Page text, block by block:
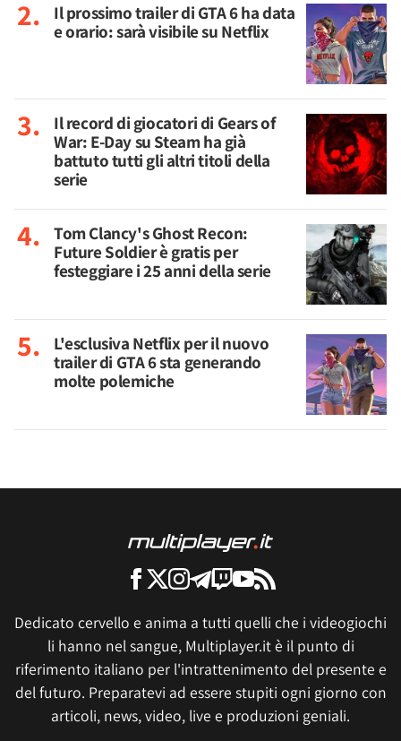
Il prossimo trailer di GTA 6 ha data
e orario: sarà visibile su Netflix
Il record di giocatori di Gears of
War: E-Day su Steam ha già
battuto tutti gli altri titoli della
serie
Tom Clancy's Ghost Recon:
Future Soldier è gratis per
festeggiare i 25 anni della serie
L'esclusiva Netflix per il nuovo
trailer di GTA 6 sta generando
molte polemiche
Dedicato cervello e anima a tutti quelli che i videogiochi
li hanno nel sangue, Multiplayer.it è il punto di
riferimento italiano per l'intrattenimento del presente e
del futuro. Preparatevi ad essere stupiti ogni giorno con
articoli, news, video, live e produzioni geniali.